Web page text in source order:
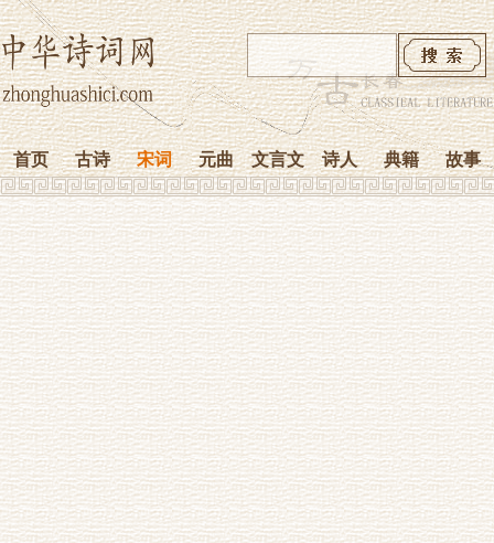
首页 古诗 宋词 元曲 文言文 诗人 典籍 故事